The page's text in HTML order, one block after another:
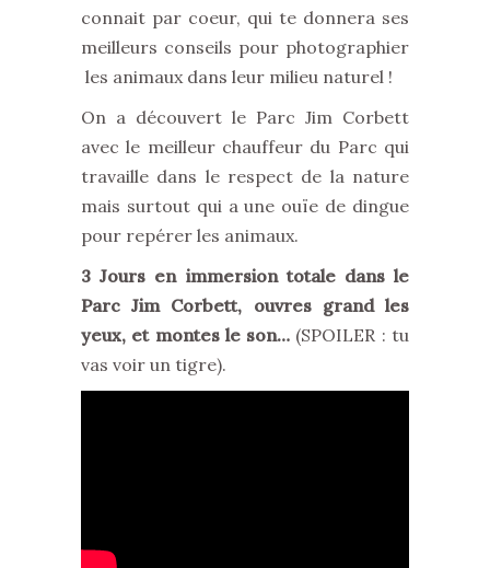
connait par coeur, qui te donnera ses
meilleurs conseils pour photographier
les animaux dans leur milieu naturel !
On a découvert le Parc Jim Corbett
avec le meilleur chauffeur du Parc qui
travaille dans le respect de la nature
mais surtout qui a une ouïe de dingue
pour repérer les animaux.
3 Jours en immersion totale dans le
Parc Jim Corbett, ouvres grand les
yeux, et montes le son… (SPOILER : tu
vas voir un tigre).